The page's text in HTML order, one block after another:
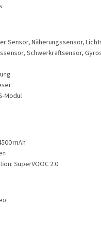
Sensor, Näherungssensor,
Schwerkraftsensor,
Modul
mAh
SuperVOOC 2.0